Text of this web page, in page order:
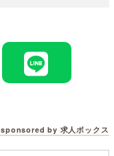
sponsored by 求人ボックス